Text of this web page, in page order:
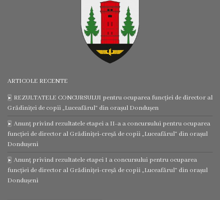
autorizațiilor
cereri
Media
Video
Foto
Contacte
ARTICOLE RECENTE
REZULTATELE CONCURSULUI pentru ocuparea funcției de director al
Grădiniței de copii „Luceafărul” din orașul Dondușen
Anunț privind rezultatele etapei a II-a a concursului pentru ocuparea
funcției de director al Grădiniței-creșă de copii „Luceafărul” din orașul
Dondușeni
Anunț privind rezultatele etapei I a concursului pentru ocuparea
funcției de director al Grădiniței-creșă de copii „Luceafărul” din orașul
Dondușeni